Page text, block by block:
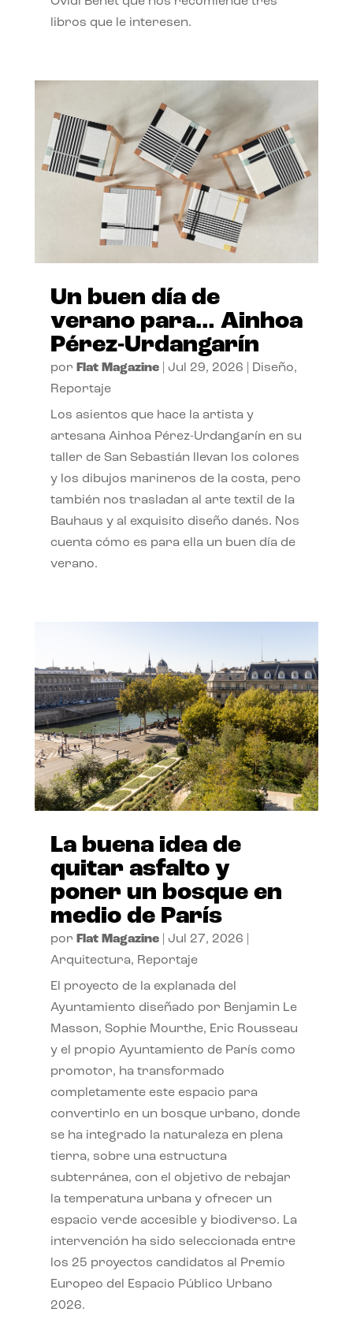
libros que le interesen.
Un buen día de
verano para… Ainhoa
Pérez-Urdangarín
por Flat Magazine| Jul 29, 2026 Diseño,
Reportaje
Los asientos que hace la artista y
artesana Ainhoa Pérez-Urdangarín en su
taller de San Sebastián llevan los colores
y los dibujos marineros de la costa, pero
también nos trasladan al arte textil de la
Bauhaus y al exquisito diseño danés. Nos
cuenta cómo es para ella un buen día de
verano.
La buena idea de
quitar asfalto y
poner un bosque en
medio de París
por Flat Magazine| Jul 27, 2026
Arquitectura, Reportaje
El proyecto de la explanada del
Ayuntamiento diseñado por Benjamin Le
Masson, Sophie Mourthe, Eric Rousseau
y el propio Ayuntamiento de París como
promotor, ha transformado
completamente este espacio para
convertirlo en un bosque urbano, donde
se ha integrado la naturaleza en plena
tierra, sobre una estructura
subterránea, con el objetivo de rebajar
la temperatura urbana y ofrecer un
espacio verde accesible y biodiverso. La
intervención ha sido seleccionada entre
los 25 proyectos candidatos al Premio
Europeo del Espacio Público Urbano
2026.